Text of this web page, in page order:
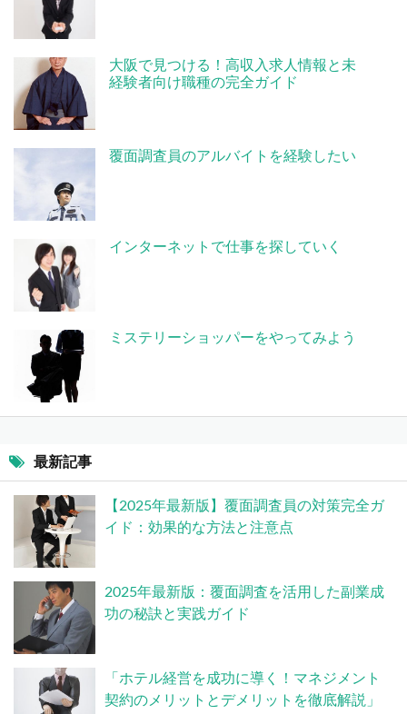
大阪で見つける！高収入求人情報と未
経験者向け職種の完全ガイド
覆面調査員のアルバイトを経験したい
インターネットで仕事を探していく
ミステリーショッパーをやってみよう
最新記事
【2025年最新版】覆面調査員の対策完全ガ
イド：効果的な方法と注意点
2025年最新版：覆面調査を活用した副業成
功の秘訣と実践ガイド
「ホテル経営を成功に導く！マネジメント
契約のメリットとデメリットを徹底解説」